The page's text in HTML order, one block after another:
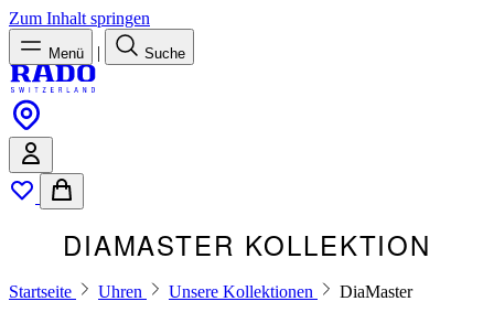
Zum Inhalt springen
Menü | Suche
DIAMASTER KOLLEKTION
Startseite Uhren Unsere Kollektionen DiaMaster